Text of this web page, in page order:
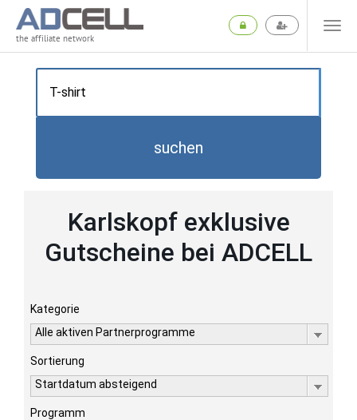
the affiliate network
suchen
Karlskopf exklusive
Gutscheine bei ADCELL
Kategorie
Alle aktiven Partnerprogramme
Sortierung
Startdatum absteigend
Programm